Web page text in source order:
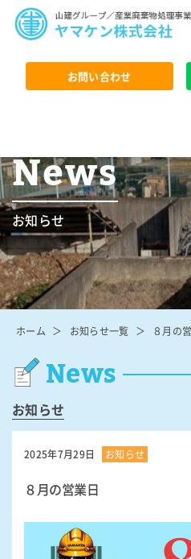
お問い合わせ
News
お知らせ
ホーム お知らせ一覧 ８月の
News
お知らせ
2025年7月29日 お知らせ
８月の営業日